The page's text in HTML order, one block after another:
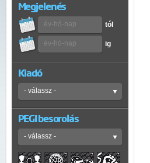
Megjelenés
tól
ig
Kiadó
PEGI besorolás